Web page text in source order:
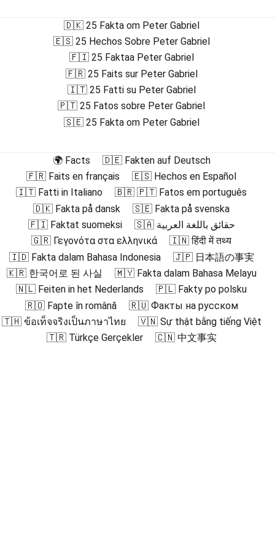
🇩🇰 25 Fakta om Peter Gabriel
🇪🇸 25 Hechos Sobre Peter Gabriel
🇫🇮 25 Faktaa Peter Gabriel
🇫🇷 25 Faits sur Peter Gabriel
🇮🇹 25 Fatti su Peter Gabriel
🇵🇹 25 Fatos sobre Peter Gabriel
🇸🇪 25 Fakta om Peter Gabriel
🌍 Facts
🇩🇪 Fakten auf Deutsch
🇫🇷 Faits en français
🇪🇸 Hechos en Español
🇮🇹 Fatti in Italiano
🇧🇷 🇵🇹 Fatos em português
🇩🇰 Fakta på dansk
🇸🇪 Fakta på svenska
🇫🇮 Faktat suomeksi
🇸🇦 حقائق باللغة العربية
🇬🇷 Γεγονότα στα ελληνικά
🇮🇳 हिंदी में तथ्य
🇮🇩 Fakta dalam Bahasa Indonesia
🇯🇵 日本語の事実
🇰🇷 한국어로 된 사실
🇲🇾 Fakta dalam Bahasa Melayu
🇳🇱 Feiten in het Nederlands
🇵🇱 Fakty po polsku
🇷🇴 Fapte în română
🇷🇺 Факты на русском
🇹🇭 ข้อเท็จจริงเป็นภาษาไทย
🇻🇳 Sự thật bằng tiếng Việt
🇹🇷 Türkçe Gerçekler
🇨🇳 中文事实